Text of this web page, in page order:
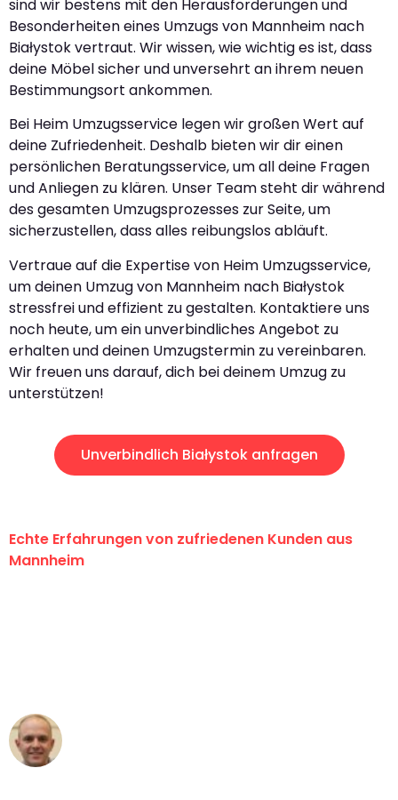
sind wir bestens mit den Herausforderungen und
Besonderheiten eines Umzugs von Mannheim nach
Białystok vertraut. Wir wissen, wie wichtig es ist, dass
deine Möbel sicher und unversehrt an ihrem neuen
Bestimmungsort ankommen.
Bei Heim Umzugsservice legen wir großen Wert auf
deine Zufriedenheit. Deshalb bieten wir dir einen
persönlichen Beratungsservice, um all deine Fragen
und Anliegen zu klären. Unser Team steht dir während
des gesamten Umzugsprozesses zur Seite, um
sicherzustellen, dass alles reibungslos abläuft.
Vertraue auf die Expertise von Heim Umzugsservice,
um deinen Umzug von Mannheim nach Białystok
stressfrei und effizient zu gestalten. Kontaktiere uns
noch heute, um ein unverbindliches Angebot zu
erhalten und deinen Umzugstermin zu vereinbaren.
Wir freuen uns darauf, dich bei deinem Umzug zu
unterstützen!
Unverbindlich Białystok anfragen
Echte Erfahrungen von zufriedenen Kunden aus
Mannheim